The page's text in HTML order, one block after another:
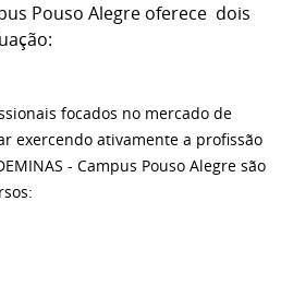
Pouso Alegre oferece dois
focados no mercado de
exercendo ativamente a profissão
- Campus Pouso Alegre são